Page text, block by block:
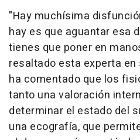
"Hay muchísima
hay es que aguantar esa
tienes que poner en
resaltado esta experta en
ha comentado que los
tanto una valoración
determinar el estado del
una ecografía, que